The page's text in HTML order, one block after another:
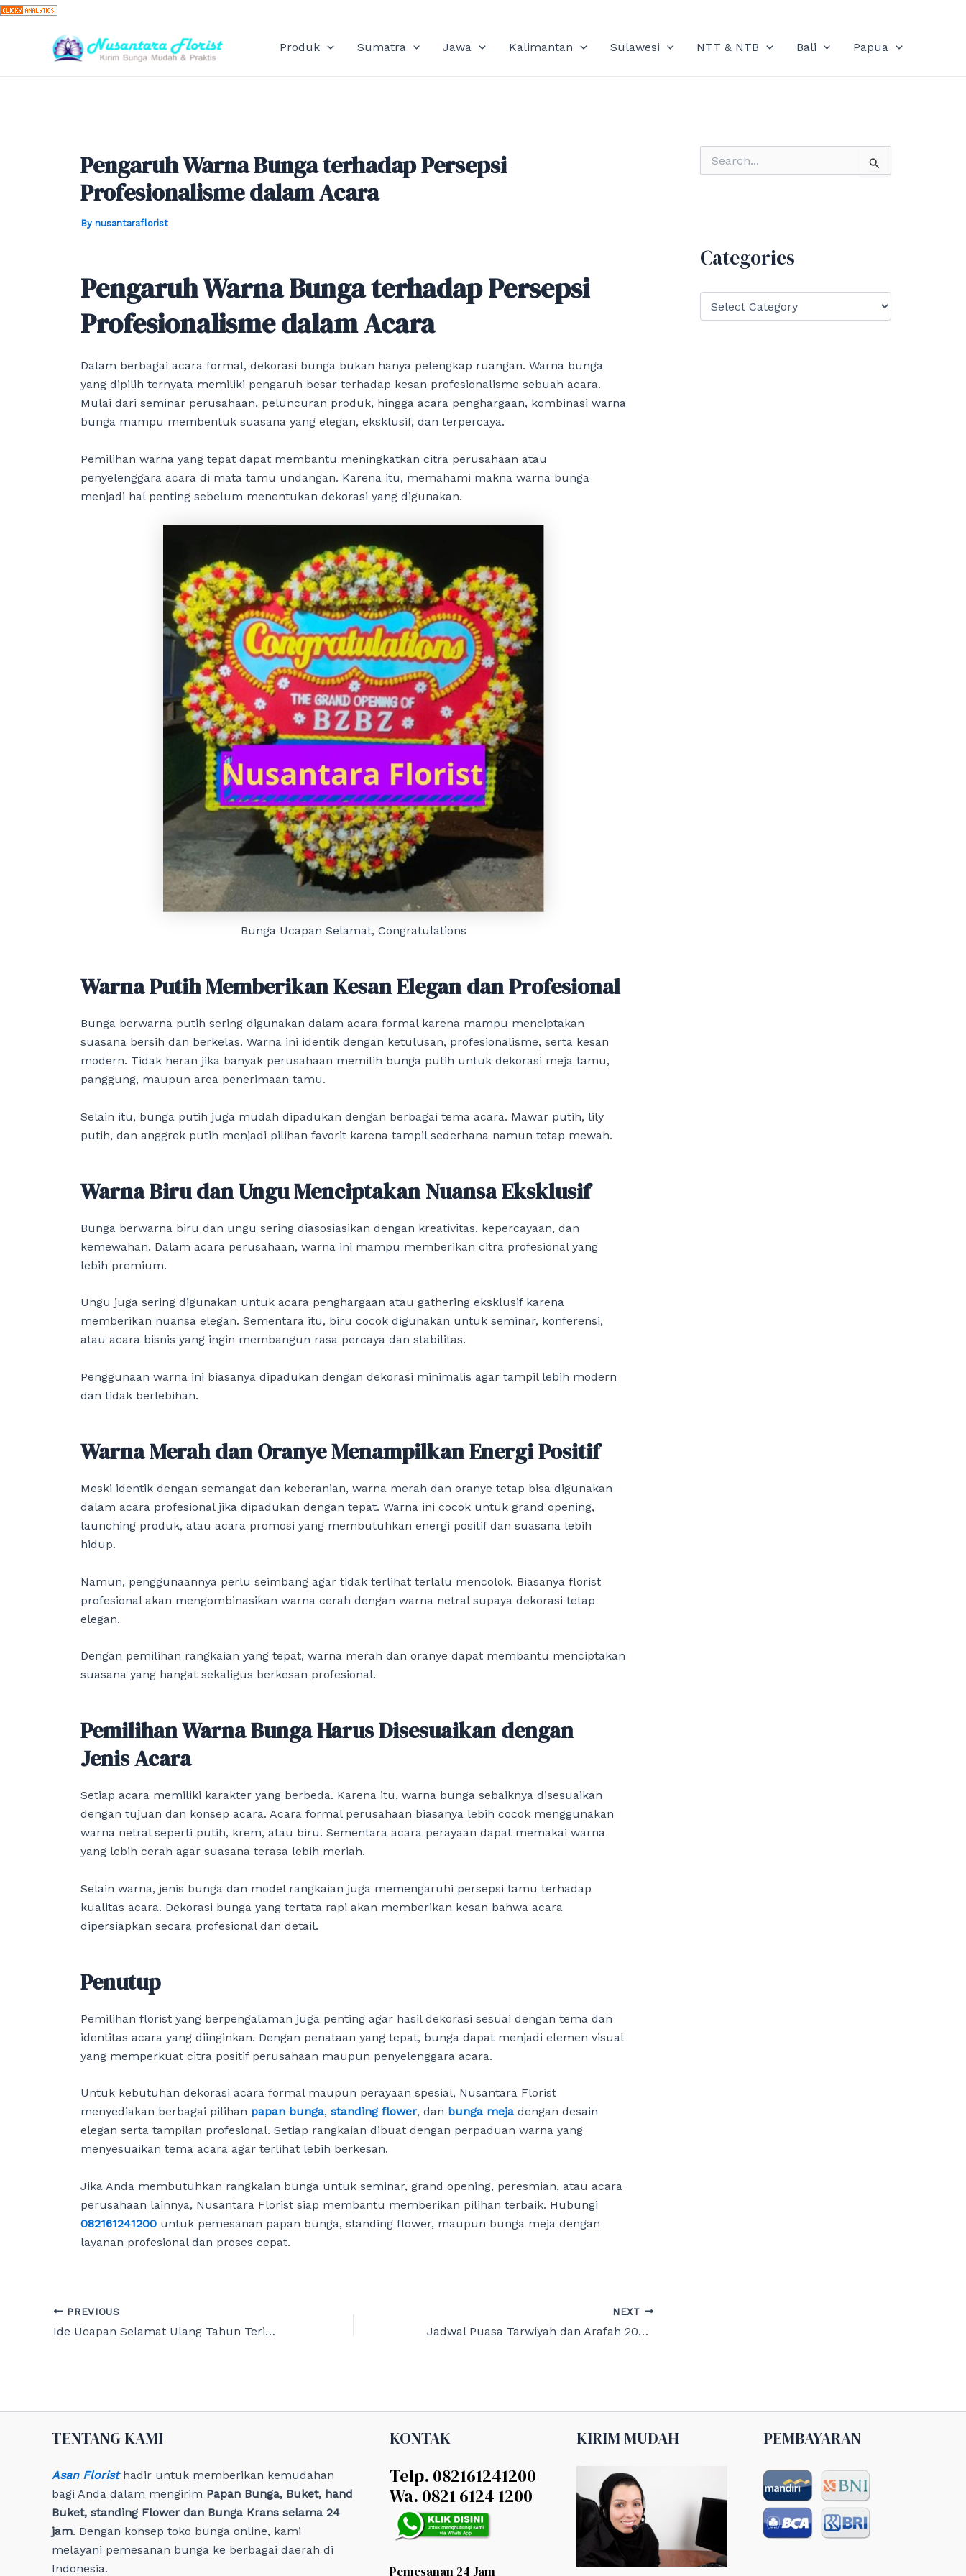
Skip
content
Produk Sumatra Jawa Kalimantan Sulawesi NTT & NTB Bali Papua
Pengaruh Warna Bunga terhadap Persepsi
Profesionalisme dalam Acara
By nusantaraflorist
Pengaruh Warna Bunga terhadap Persepsi
Profesionalisme dalam Acara
Dalam berbagai acara formal, dekorasi bunga bukan hanya pelengkap ruangan. Warna bunga
yang dipilih ternyata memiliki pengaruh besar terhadap kesan profesionalisme sebuah acara.
Mulai dari seminar perusahaan, peluncuran produk, hingga acara penghargaan, kombinasi warna
bunga mampu membentuk suasana yang elegan, eksklusif, dan terpercaya.
Pemilihan warna yang tepat dapat membantu meningkatkan citra perusahaan atau
penyelenggara acara di mata tamu undangan. Karena itu, memahami makna warna bunga
menjadi hal penting sebelum menentukan dekorasi yang digunakan.
Bunga Ucapan Selamat, Congratulations
Warna Putih Memberikan Kesan Elegan dan Profesional
Bunga berwarna putih sering digunakan dalam acara formal karena mampu menciptakan
suasana bersih dan berkelas. Warna ini identik dengan ketulusan, profesionalisme, serta kesan
modern. Tidak heran jika banyak perusahaan memilih bunga putih untuk dekorasi meja tamu,
panggung, maupun area penerimaan tamu.
Selain itu, bunga putih juga mudah dipadukan dengan berbagai tema acara. Mawar putih, lily
putih, dan anggrek putih menjadi pilihan favorit karena tampil sederhana namun tetap mewah.
Warna Biru dan Ungu Menciptakan Nuansa Eksklusif
Bunga berwarna biru dan ungu sering diasosiasikan dengan kreativitas, kepercayaan, dan
kemewahan. Dalam acara perusahaan, warna ini mampu memberikan citra profesional yang
lebih premium.
Ungu juga sering digunakan untuk acara penghargaan atau gathering eksklusif karena
memberikan nuansa elegan. Sementara itu, biru cocok digunakan untuk seminar, konferensi,
atau acara bisnis yang ingin membangun rasa percaya dan stabilitas.
Penggunaan warna ini biasanya dipadukan dengan dekorasi minimalis agar tampil lebih modern
dan tidak berlebihan.
Warna Merah dan Oranye Menampilkan Energi Positif
Meski identik dengan semangat dan keberanian, warna merah dan oranye tetap bisa digunakan
dalam acara profesional jika dipadukan dengan tepat. Warna ini cocok untuk grand opening,
launching produk, atau acara promosi yang membutuhkan energi positif dan suasana lebih
hidup.
Namun, penggunaannya perlu seimbang agar tidak terlihat terlalu mencolok. Biasanya florist
profesional akan mengombinasikan warna cerah dengan warna netral supaya dekorasi tetap
elegan.
Dengan pemilihan rangkaian yang tepat, warna merah dan oranye dapat membantu menciptakan
suasana yang hangat sekaligus berkesan profesional.
Pemilihan Warna Bunga Harus Disesuaikan dengan
Jenis Acara
Setiap acara memiliki karakter yang berbeda. Karena itu, warna bunga sebaiknya disesuaikan
dengan tujuan dan konsep acara. Acara formal perusahaan biasanya lebih cocok menggunakan
warna netral seperti putih, krem, atau biru. Sementara acara perayaan dapat memakai warna
yang lebih cerah agar suasana terasa lebih meriah.
Selain warna, jenis bunga dan model rangkaian juga memengaruhi persepsi tamu terhadap
kualitas acara. Dekorasi bunga yang tertata rapi akan memberikan kesan bahwa acara
dipersiapkan secara profesional dan detail.
Penutup
Pemilihan florist yang berpengalaman juga penting agar hasil dekorasi sesuai dengan tema dan
identitas acara yang diinginkan. Dengan penataan yang tepat, bunga dapat menjadi elemen visual
yang memperkuat citra positif perusahaan maupun penyelenggara acara.
Untuk kebutuhan dekorasi acara formal maupun perayaan spesial, Nusantara Florist
menyediakan berbagai pilihan papan bunga, standing flower, dan bunga meja dengan desain
elegan serta tampilan profesional. Setiap rangkaian dibuat dengan perpaduan warna yang
menyesuaikan tema acara agar terlihat lebih berkesan.
Jika Anda membutuhkan rangkaian bunga untuk seminar, grand opening, peresmian, atau acara
perusahaan lainnya, Nusantara Florist siap membantu memberikan pilihan terbaik. Hubungi
082161241200 untuk pemesanan papan bunga, standing flower, maupun bunga meja dengan
layanan profesional dan proses cepat.
Post
navigation
PREVIOUS
Ide Ucapan Selamat Ulang Tahun Terindah untuk Nenek Tersayang
NEXT
Jadwal Puasa Tarwiyah dan Arafah 2026 Lengkap dengan Amalan Sunnah
o
Categories
TENTANG KAMI
Asan Floristhadir untuk memberikan kemudahan
bagi Anda dalam mengirim Papan Bunga, Buket, hand
Buket, standing Flower dan Bunga Krans selama 24
jam. Dengan konsep toko bunga online, kami
melayani pemesanan bunga ke berbagai daerah di
Indonesia.
KONTAK
Telp. 082161241200
Wa. 0821 6124 1200
Pemesanan 24 Jam
KIRIM MUDAH PEMBAYARAN